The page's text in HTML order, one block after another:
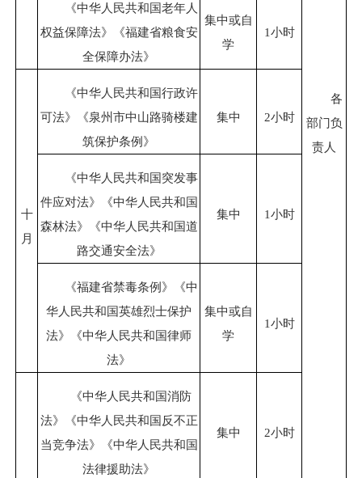
各
部门负
责人
《中华人民共和国老年人
权益保障法》《福建省粮食安
全保障办法》
集中或自
学
1小时
十
月
《中华人民共和国行政许
可法》《泉州市中山路骑楼建
筑保护条例》
集中 2小时
《中华人民共和国突发事
件应对法》《中华人民共和国
森林法》《中华人民共和国道
路交通安全法》
集中 1小时
《福建省禁毒条例》《中
华人民共和国英雄烈士保护
法》《中华人民共和国律师
法》
集中或自
学
1小时
《中华人民共和国消防
法》《中华人民共和国反不正
当竞争法》《中华人民共和国
法律援助法》
集中 2小时